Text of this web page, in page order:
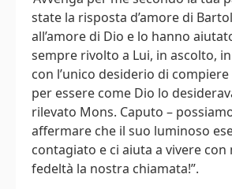
state la risposta d’amore di
all’amore di Dio e lo hanno
sempre rivolto a Lui, in ascolto,
con l’unico desiderio di
per essere come Dio lo
rilevato Mons. Caputo –
affermare che il suo luminoso
contagiato e ci aiuta a vivere
fedeltà la nostra chiamata!”.